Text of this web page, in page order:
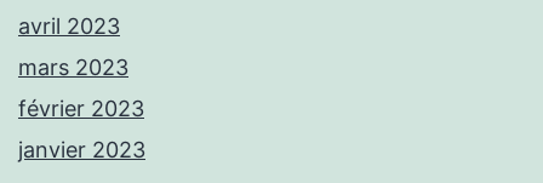
avril 2023
mars 2023
février 2023
janvier 2023